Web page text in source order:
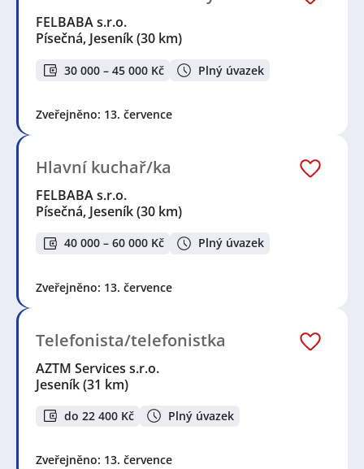
FELBABA s.r.o.
Písečná, Jeseník(30 km)
30 000 – 45 000 Kč Plný úvazek
Zveřejněno: 13. července
Hlavní kuchař/ka
FELBABA s.r.o.
Písečná, Jeseník(30 km)
40 000 – 60 000 Kč Plný úvazek
Zveřejněno: 13. července
Telefonista/telefonistka
AZTM Services s.r.o.
Jeseník(31 km)
do 22 400 Kč Plný úvazek
Zveřejněno: 13. července